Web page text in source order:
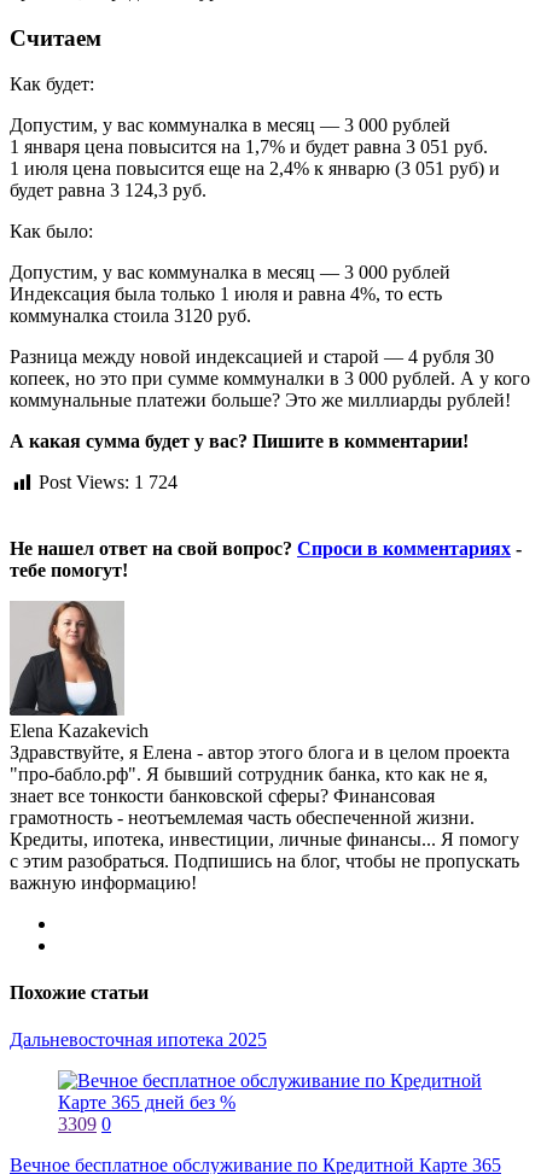
Считаем
Как будет:
Допустим, у вас коммуналка в месяц — 3 000 рублей
1 января цена повысится на 1,7% и будет равна 3 051 руб.
1 июля цена повысится еще на 2,4% к январю (3 051 руб) и
будет равна 3 124,3 руб.
Как было:
Допустим, у вас коммуналка в месяц — 3 000 рублей
Индексация была только 1 июля и равна 4%, то есть
коммуналка стоила 3120 руб.
Разница между новой индексацией и старой — 4 рубля 30
копеек, но это при сумме коммуналки в 3 000 рублей. А у кого
коммунальные платежи больше? Это же миллиарды рублей!
А какая сумма будет у вас? Пишите в комментарии!
Post Views: 1 724
Не нашел ответ на свой вопрос? Спроси в комментариях -
тебе помогут!
Elena Kazakevich
Здравствуйте, я Елена - автор этого блога и в целом проекта
"про-бабло.рф". Я бывший сотрудник банка, кто как не я,
знает все тонкости банковской сферы? Финансовая
грамотность - неотъемлемая часть обеспеченной жизни.
Кредиты, ипотека, инвестиции, личные финансы... Я помогу
с этим разобраться. Подпишись на блог, чтобы не пропускать
важную информацию!
Похожие статьи
Дальневосточная ипотека 2025
3309 0
Вечное бесплатное обслуживание по Кредитной Карте 365